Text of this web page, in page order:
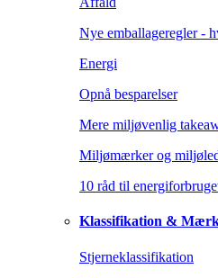
Nye emballageregler -
Energi
Opnå besparelser
Mere miljøvenlig
Miljømærker og
10 råd til
Klassifikation &
Stjerneklassifikation